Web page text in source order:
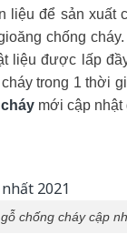
liệu để sản xuất
chống
liệu được lấp
trong 1 thời
mới cập nhật
chống cháy cập